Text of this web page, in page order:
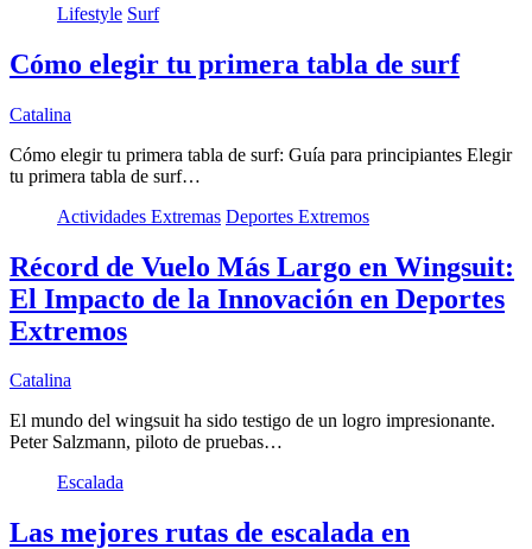
Lifestyle Surf
Cómo elegir tu primera tabla de surf
Catalina
Cómo elegir tu primera tabla de surf: Guía para principiantes Elegir
tu primera tabla de surf…
Actividades Extremas Deportes Extremos
Récord de Vuelo Más Largo en Wingsuit:
El Impacto de la Innovación en Deportes
Extremos
Catalina
El mundo del wingsuit ha sido testigo de un logro impresionante.
Peter Salzmann, piloto de pruebas…
Escalada
Las mejores rutas de escalada en